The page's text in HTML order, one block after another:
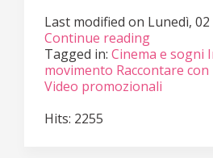
Last modified on Lunedì,
Continue reading
Tagged in: Cinema e sogni
movimento Raccontare
Video promozionali
Hits: 2255